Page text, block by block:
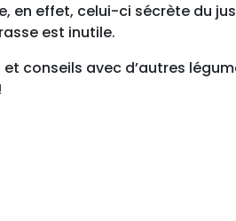
en effet, celui-ci sécrète du
est inutile.
conseils avec d’autres